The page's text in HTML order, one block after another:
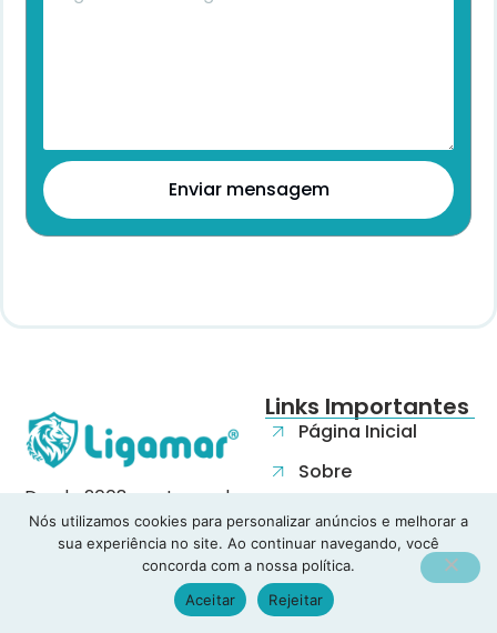
Enviar mensagem
Desde 2008, protegendo
famílias e empresas
com planos de saúde e
seguros confiáveis.
Links Importantes
Página Inicial
Sobre
Blog
Contato
Nós utilizamos cookies para personalizar anúncios e melhorar a
sua experiência no site. Ao continuar navegando, você
concorda com a nossa política.
Aceitar
Rejeitar